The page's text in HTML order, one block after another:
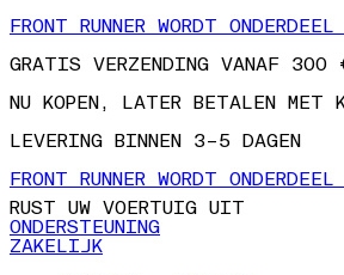
FRONT RUNNER WORDT
GRATIS VERZENDING VANAF 300
NU KOPEN, LATER BETALEN MET
LEVERING BINNEN 3–5 DAGEN
FRONT RUNNER WORDT
RUST UW VOERTUIG UIT
ONDERSTEUNING
ZAKELIJK